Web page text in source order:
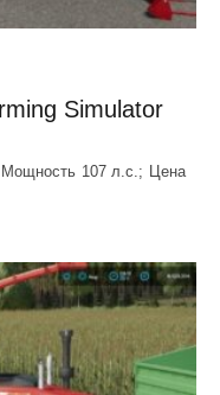
Simulator
107 л.c.; Цена